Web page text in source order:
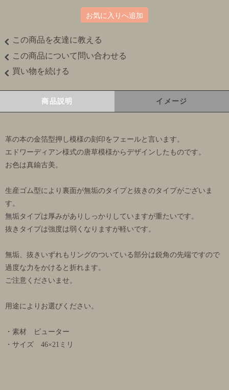
お気に入りへ追加
この商品を友達に教える
この商品について問い合わせる
買い物を続ける
商品説明 イメージ
革の本の金箔型押し模様の刻印をフェールと言います。
エドワーディアン様式の唐草模様からデザインしたものです。
お色は真鍮古美。
生産ゴム型により裏面が無垢のタイプと抜きのタイプがございま
す。
無垢タイプは厚みがありしっかりしていますが重たいです。
抜きタイプは強度は弱くなりますが軽いです。
無垢、抜きいずれもリングのついている部分は鋭角の先端ですので
過度な力をかけると折れます。
ご注意くださいませ。
用途によりお選びください。
・素材 ピューター
・サイズ 46×21ミリ